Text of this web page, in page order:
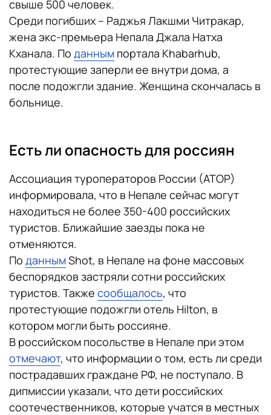
свыше 500 человек.
Среди погибших – Раджья Лакшми Читракар,
жена экс-премьера Непала Джала Натха
Кханала. По данным портала Khabarhub,
протестующие заперли ее внутри дома, а
после подожгли здание. Женщина скончалась в
больнице.
Есть ли опасность для россиян
Ассоциация туроператоров России (АТОР)
информировала, что в Непале сейчас могут
находиться не более 350-400 российских
туристов. Ближайшие заезды пока не
отменяются.
По даннымShot, в Непале на фоне массовых
беспорядков застряли сотни российских
туристов. Также сообщалось, что
протестующие подожгли отель Hilton, в
котором могли быть россияне.
В российском посольстве в Непале при этом
отмечают, что информации о том, есть ли среди
пострадавших граждане РФ, не поступало. В
дипмиссии указали, что дети российских
соотечественников, которые учатся в местных